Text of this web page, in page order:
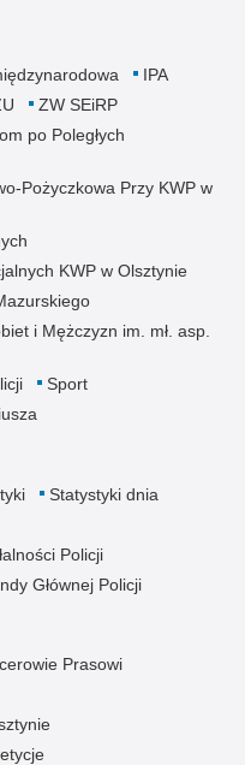
IPA
ZW SEiRP
po Poległych
Pożyczkowa Przy KWP w
KWP w Olsztynie
i Mężczyzn im. mł. asp.
Sport
Statystyki dnia
Policji
Głównej Policji
Prasowi